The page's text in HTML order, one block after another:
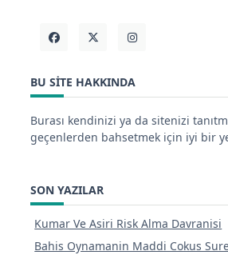
BU SITE HAKKINDA
Burası kendinizi ya da sitenizi
geçenlerden bahsetmek için iyi bir
SON YAZILAR
Kumar Ve Asiri Risk Alma Davranisi
Bahis Oynamanin Maddi Cokus